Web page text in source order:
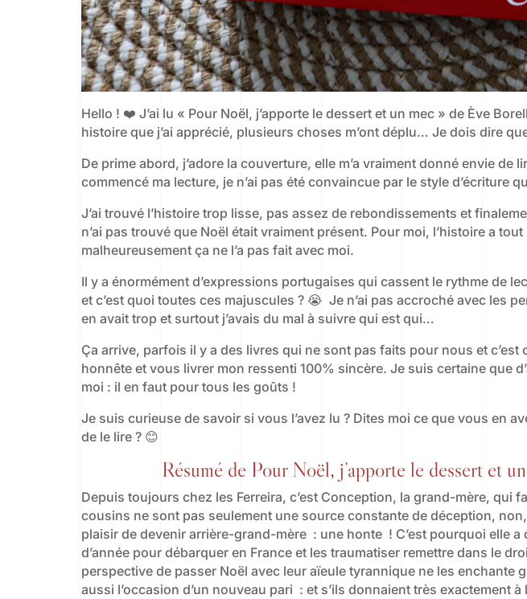
Hello ! ❤️ J’ai lu « Pour Noël, j’apporte le dessert et un mec » de Ève
histoire que j’ai apprécié, plusieurs choses m’ont déplu… Je dois dire
De prime abord, j’adore la couverture, elle m’a vraiment donné envie de
commencé ma lecture, je n’ai pas été convaincue par le style d’écriture
J’ai trouvé l’histoire trop lisse, pas assez de rebondissements et
n’ai pas trouvé que Noël était vraiment présent. Pour moi, l’histoire a
malheureusement ça ne l’a pas fait avec moi.
Il y a énormément d’expressions portugaises qui cassent le rythme de
et c’est quoi toutes ces majuscules ? 😭 Je n’ai pas accroché avec les
en avait trop et surtout j’avais du mal à suivre qui est qui…
Ça arrive, parfois il y a des livres qui ne sont pas faits pour nous et c’est
honnête et vous livrer mon ressenti 100% sincère. Je suis certaine que
moi : il en faut pour tous les goûts !
Je suis curieuse de savoir si vous l’avez lu ? Dites moi ce que vous en
de le lire ? 😊
Résumé de Pour Noël, j’apporte le dessert et
Depuis toujours chez les Ferreira, c’est Conception, la grand-mère, qui
cousins ne sont pas seulement une source constante de déception,
plaisir de devenir arrière-grand-mère : une honte ! C’est pourquoi elle
d’année pour débarquer en France et les traumatiser remettre dans le
perspective de passer Noël avec leur aïeule tyrannique ne les enchante
aussi l’occasion d’un nouveau pari : et s’ils donnaient très exactement à